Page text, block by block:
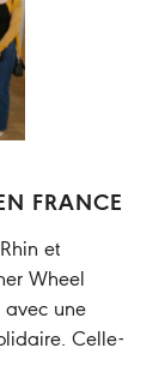
FRANCE
et
Wheel
avec une
Celle-